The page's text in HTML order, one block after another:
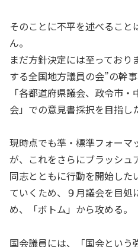
そのことに不平を述べるこ
ん。
まだ方針決定には至ってお
する全国地方議員の会”の幹
「各都道府県議会、政令市
会」での意見書採択を目指し
現時点でも準・標準フォーマ
が、これをさらにブラッシュ
同志とともに行動を開始した
ていくため、９月議会を目処
め、「ボトム」から攻める。
国会議員には、「国会という